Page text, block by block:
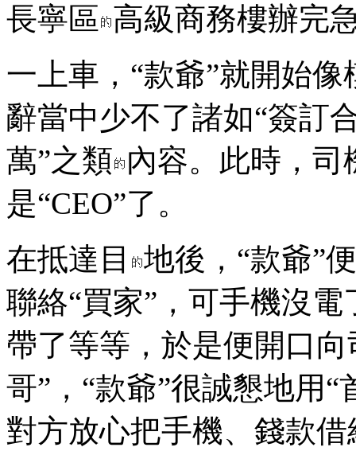
長寧區 高級商務樓辦完
一上車，“款爺”就開始
辭當中少不了諸如“簽訂
萬”之類 內容。此時，司
是“CEO”了。
在抵達目
地後，“款爺”
聯絡“買家”，可手機沒
帶了等等，於是便開口
哥”，“款爺”很誠懇地用
對方放心把手機、錢款